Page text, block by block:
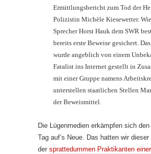
Ermittlungsbericht zum Tod der
Polizistin Michèle Kiesewetter.
Sprecher Horst Hauk dem SWR
bereits erste Beweise gesichert.
wurde angeblich von einem
Fatalist ins Internet gestellt in
mit einer Gruppe namens
unterstellen staatlichen Stellen
der Beweismittel.
Die Lügenmedien erkämpfen sich
Tag auf’s Neue. Das hatten wir dieser
der sprattedummen Praktikanten